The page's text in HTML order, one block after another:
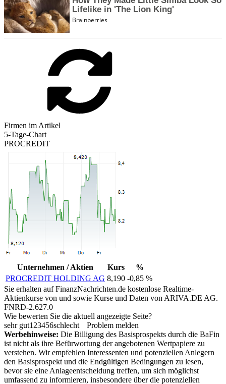
Firmen im Artikel
5-Tage-Chart
PROCREDIT
Unternehmen / Aktien Kurs
%
PROCREDIT HOLDING AG 8,190 -0,85 %
Sie erhalten auf FinanzNachrichten.de kostenlose Realtime-
Aktienkurse von und sowie Kurse und Daten von ARIVA.DE AG.
FNRD-2.627.0
Wie bewerten Sie die aktuell angezeigte Seite?
sehr gut1 23456schlecht
Problem melden
Werbehinweise: Die Billigung des Basisprospekts durch die BaFin
ist nicht als ihre Befürwortung der angebotenen Wertpapiere zu
verstehen. Wir empfehlen Interessenten und potenziellen Anlegern
den Basisprospekt und die Endgültigen Bedingungen zu lesen,
bevor sie eine Anlageentscheidung treffen, um sich möglichst
umfassend zu informieren, insbesondere über die potenziellen